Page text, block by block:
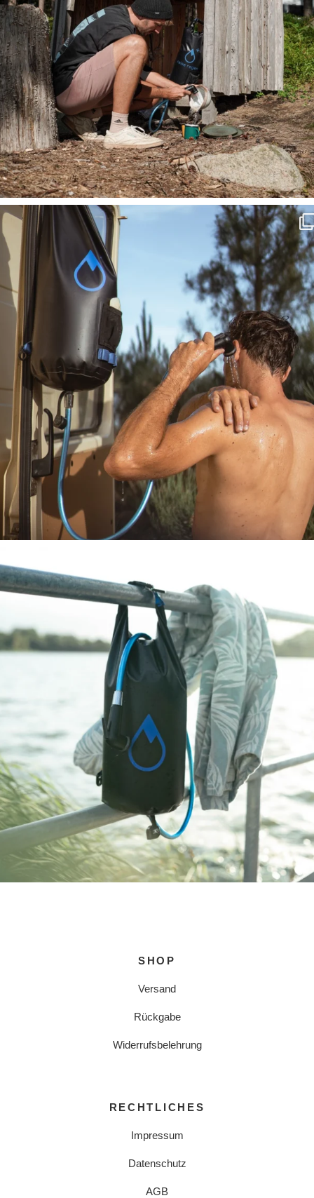
SHOP
Versand
Rückgabe
Widerrufsbelehrung
RECHTLICHES
Impressum
Datenschutz
AGB